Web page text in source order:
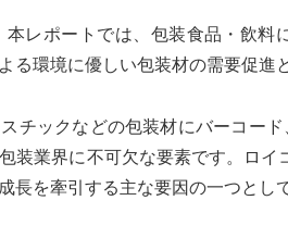
レポートでは、包装食品・飲料
る環境に優しい包装材の需要促進
チックなどの包装材にバーコー
装業界に不可欠な要素です。ロ
長を牽引する主な要因の一つとし